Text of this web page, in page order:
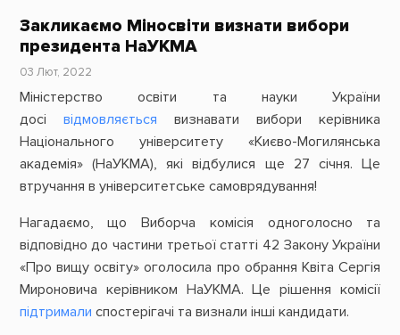
Закликаємо Міносвіти визнати вибори
президента НаУКМА
03 Лют, 2022
Міністерство освіти та науки України
досі відмовляється визнавати вибори керівника
Національного університету «Києво-Могилянська
академія» (НаУКМА), які відбулися ще 27 січня. Це
втручання в університетське самоврядування!
Нагадаємо, що Виборча комісія одноголосно та
відповідно до частини третьої статті 42 Закону України
«Про вищу освіту» оголосила про обрання Квіта Сергія
Мироновича керівником НаУКМА. Це рішення комісії
підтримали спостерігачі та визнали інші кандидати.